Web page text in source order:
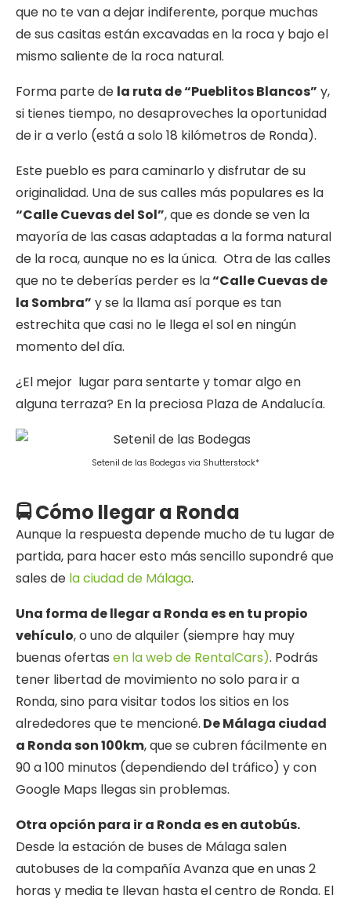
que no te van a dejar indiferente, porque muchas
de sus casitas están excavadas en la roca y bajo el
mismo saliente de la roca natural.
Forma parte de la ruta de “Pueblitos Blancos” y,
si tienes tiempo, no desaproveches la oportunidad
de ir a verlo (está a solo 18 kilómetros de Ronda).
Este pueblo es para caminarlo y disfrutar de su
originalidad. Una de sus calles más populares es la
“Calle Cuevas del Sol”, que es donde se ven la
mayoría de las casas adaptadas a la forma natural
de la roca, aunque no es la única. Otra de las calles
que no te deberías perder es la“Calle Cuevas de
la Sombra” y se la llama así porque es tan
estrechita que casi no le llega el sol en ningún
momento del día.
¿El mejor lugar para sentarte y tomar algo en
alguna terraza? En la preciosa Plaza de Andalucía.
Setenil de las Bodegas via Shutterstock*
🚍 Cómo llegar a Ronda
Aunque la respuesta depende mucho de tu lugar de
partida, para hacer esto más sencillo supondré que
sales de la ciudad de Málaga.
Una forma de llegar a Ronda es en tu propio
vehículo, o uno de alquiler (siempre hay muy
buenas ofertas en la web de RentalCars). Podrás
tener libertad de movimiento no solo para ir a
Ronda, sino para visitar todos los sitios en los
alrededores que te mencioné. De Málaga ciudad
a Ronda son 100km, que se cubren fácilmente en
90 a 100 minutos (dependiendo del tráfico) y con
Google Maps llegas sin problemas.
Otra opción para ir a Ronda es en autobús.
Desde la estación de buses de Málaga salen
autobuses de la compañía Avanza que en unas 2
horas y media te llevan hasta el centro de Ronda. El